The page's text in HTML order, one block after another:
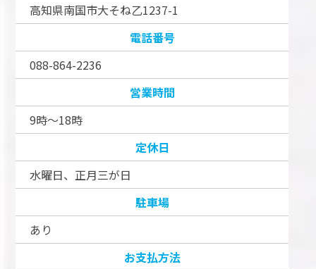
高知県南国市大そね乙1237-1
電話番号
088-864-2236
営業時間
9時～18時
定休日
水曜日、正月三が日
駐車場
あり
お支払方法